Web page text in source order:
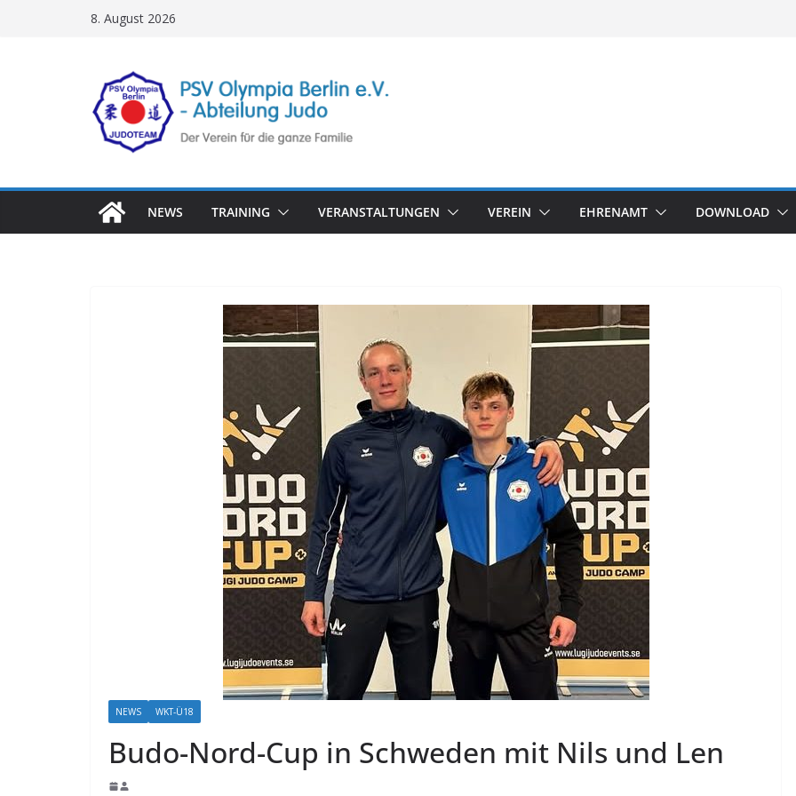
8. August 2026
NEWS TRAINING VERANSTALTUNGEN VEREIN EHRENAMT DOWNLOAD
NEWS WKT-Ü18
Budo-Nord-Cup in Schweden mit Nils und Len